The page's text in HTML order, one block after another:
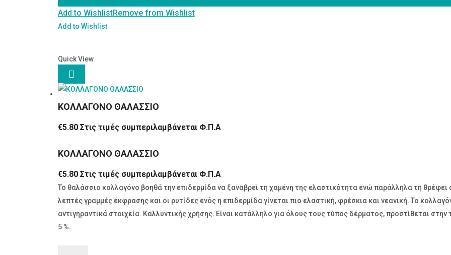
Add to WishlistRemove from Wishlist
Add to Wishlist
Quick View

ΚΟΛΛΑΓΟΝΟ ΘΑΛΑΣΣΙΟ
€5.80 Στις τιμές συμπεριλαμβάνεται Φ.Π.Α
ΚΟΛΛΑΓΟΝΟ ΘΑΛΑΣΣΙΟ
€5.80 Στις τιμές συμπεριλαμβάνεται Φ.Π.Α
Το θαλάσσιο κολλαγόνο βοηθά την επιδερμίδα να ξαναβρεί τη χαμένη της ελαστικότητα ενώ παράλληλα τη
λεπτές γραμμές έκφρασης και οι ρυτίδες ενός η επιδερμίδα γίνεται πιο ελαστική, φρέσκια και νεανική. Το
αντιγηραντικά στοιχεία. Καλλυντικής χρήσης. Είναι κατάλληλο για όλους τους τύπος δέρματος, προστίθεται
5 %.